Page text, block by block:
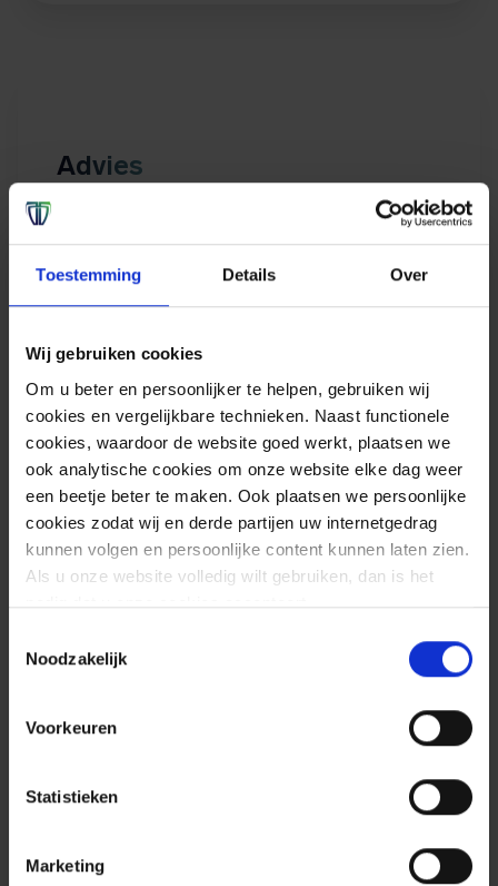
Toestemming Details Over
Wij gebruiken cookies
Om u beter en persoonlijker te helpen, gebruiken wij
cookies en vergelijkbare technieken. Naast functionele
cookies, waardoor de website goed werkt, plaatsen we
ook analytische cookies om onze website elke dag weer
een beetje beter te maken. Ook plaatsen we persoonlijke
cookies zodat wij en derde partijen uw internetgedrag
kunnen volgen en persoonlijke content kunnen laten zien.
Als u onze website volledig wilt gebruiken, dan is het
nodig dat u onze cookies accepteert.
Noodzakelijk
Voorkeuren
Statistieken
Marketing
Advies
De kwetsbaarheid bevindt zich in de
Microsoft 365 Apps voor de Enterprise
Microsoft Office
Office 2019
Office LTSC 2021
Office Online Server
Office Web Apps Server 2013
Service Pack 1
Microsoft Word
Word 2013
RT SP1, SP1 32-bit en de SP1 64-bit
Enterprise Server 2013 Service Pack